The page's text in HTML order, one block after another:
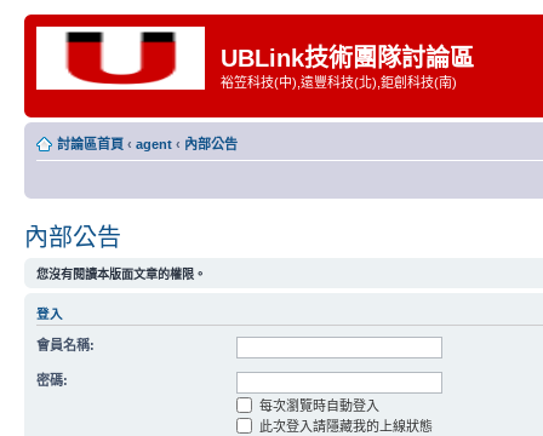
UBLink技術團隊討論區
裕笠科技(中),遠豐科技(北),鉅創科技(南)
討論區首頁 ‹ agent ‹ 內部公告
內部公告
您沒有閱讀本版面文章的權限。
登入
會員名稱:
密碼:
每次瀏覽時自動登入
此次登入請隱藏我的上線狀態